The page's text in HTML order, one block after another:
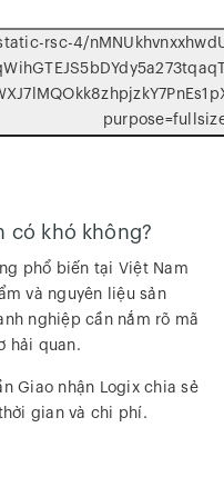
có khó không?
phổ biến tại Việt Nam
và nguyên liệu sản
nghiệp cần nắm rõ mã
hải quan.
Giao nhận Logix chia sẻ
gian và chi phí.